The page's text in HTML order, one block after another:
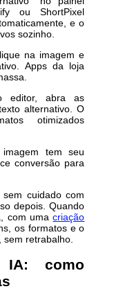
ou ShortPixel
e o
sozinho.
na imagem e
Apps da loja
editor, abra as
alternativo. O
otimizados
tem seu
conversão para
cuidado com
depois. Quando
com umacriação
os formatos e o
retrabalho.
IA: como